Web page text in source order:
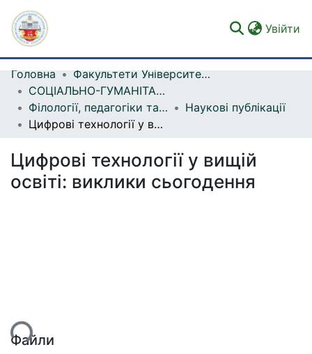
Увійти
Фонди та зібрання
Пошук за критеріями
Головна
Факультети Університету
СОЦІАЛЬНО-ГУМАНІТАРНИЙ ФАКУЛЬТЕТ
Філології, педагогіки та методики викладання
Наукові публікації
Цифрові технології у вищій освіті: виклики сьогодення
Цифрові технології у вищій
освіті: виклики сьогодення
Файли